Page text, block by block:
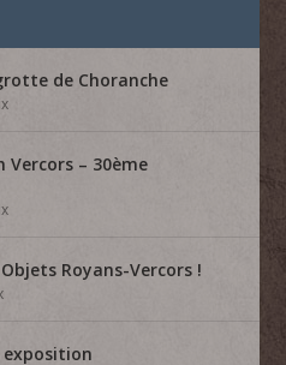
de Choranche
Vercors – 30ème
Royans-Vercors !
exposition